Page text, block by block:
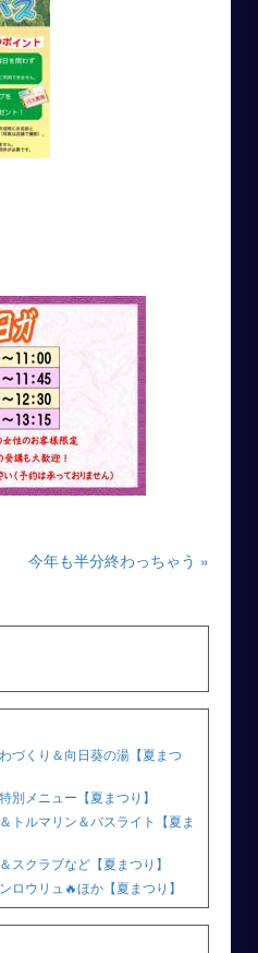
今年も半分終わっちゃう »
づくり＆向日葵の湯【夏まつ
別メニュー【夏まつり】
トルマリン＆バスライト【夏ま
スクラブなど【夏まつり】
ロウリュ🔥ほか【夏まつり】